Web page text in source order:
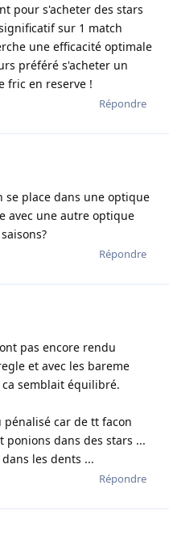
pour s'acheter des stars
sur 1 match
une efficacité optimale
préféré s'acheter un
fric en reserve !
Répondre
se place dans une optique
avec une autre optique
Répondre
pas encore rendu
et avec les bareme
semblait équilibré.
pénalisé car de tt facon
ponions dans des stars ...
les dents ...
Répondre